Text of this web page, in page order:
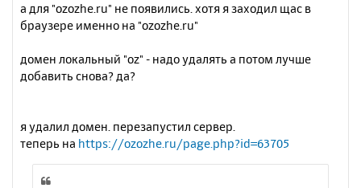
02
ErrorDocument 503 /page_errors.php?error=5
04
ErrorDocument 505 /page_errors.php?error=5
php_value display_startup_errors 1
php_value error_reporting E_ALL
а для "ozozhe.ru" не появились. хотя я заходил щас в
браузере именно на "ozozhe.ru"
домен локальный "oz" - надо удалять а потом лучше
добавить снова? да?
я удалил домен. перезапустил сервер.
теперь на https://ozozhe.ru/page.php?id=63705